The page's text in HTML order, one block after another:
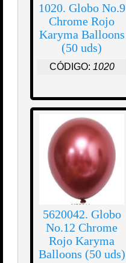
1020. Globo No.9
Chrome Rojo
Karyma Balloons
(50 uds)
CÓDIGO: 1020
5620042. Globo
No.12 Chrome
Rojo Karyma
Balloons (50 uds)